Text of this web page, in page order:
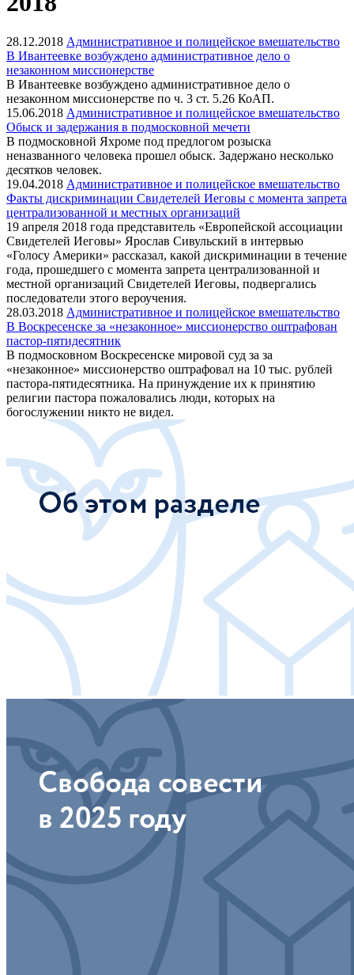
28.12.2018 Административное и полицейское вмешательство
В Ивантеевке возбуждено административное дело о
незаконном миссионерстве
В Ивантеевке возбуждено административное дело о
незаконном миссионерстве по ч. 3 ст. 5.26 КоАП.
15.06.2018 Административное и полицейское вмешательство
Обыск и задержания в подмосковной мечети
В подмосковной Яхроме под предлогом розыска
неназванного человека прошел обыск. Задержано несколько
десятков человек.
19.04.2018 Административное и полицейское вмешательство
Факты дискриминации Свидетелей Иеговы с момента запрета
централизованной и местных организаций
19 апреля 2018 года представитель «Европейской ассоциации
Свидетелей Иеговы» Ярослав Сивульский в интервью
«Голосу Америки» рассказал, какой дискриминации в течение
года, прошедшего с момента запрета централизованной и
местной организаций Свидетелей Иеговы, подвергались
последователи этого вероучения.
28.03.2018 Административное и полицейское вмешательство
В Воскресенске за «незаконное» миссионерство оштрафован
пастор-пятидесятник
В подмосковном Воскресенске мировой суд за за
«незаконное» миссионерство оштрафовал на 10 тыс. рублей
пастора-пятидесятника. На принуждение их к принятию
религии пастора пожаловались люди, которых на
богослужении никто не видел.